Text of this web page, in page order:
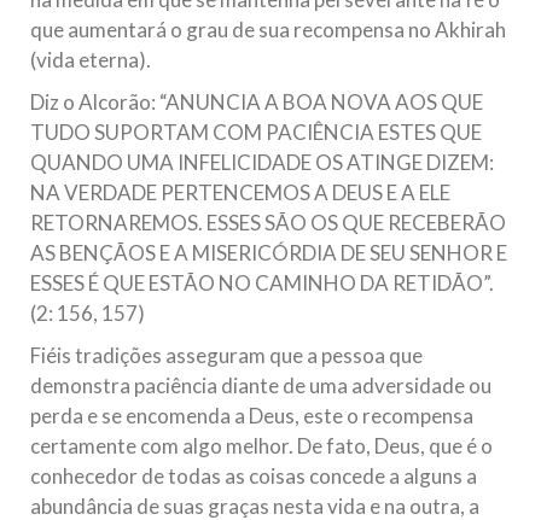
que aumentará o grau de sua recompensa no Akhirah
(vida eterna).
Diz o Alcorão: “ANUNCIA A BOA NOVA AOS QUE
TUDO SUPORTAM COM PACIÊNCIA ESTES QUE
QUANDO UMA INFELICIDADE OS ATINGE DIZEM:
NA VERDADE PERTENCEMOS A DEUS E A ELE
RETORNAREMOS. ESSES SÃO OS QUE RECEBERÃO
AS BENÇÃOS E A MISERICÓRDIA DE SEU SENHOR E
ESSES É QUE ESTÃO NO CAMINHO DA RETIDÃO”.
(2: 156, 157)
Fiéis tradições asseguram que a pessoa que
demonstra paciência diante de uma adversidade ou
perda e se encomenda a Deus, este o recompensa
certamente com algo melhor. De fato, Deus, que é o
conhecedor de todas as coisas concede a alguns a
abundância de suas graças nesta vida e na outra, a